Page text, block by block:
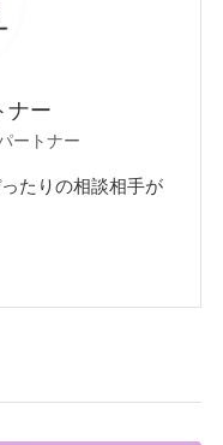
ナー
ートナー
たりの相談相手が